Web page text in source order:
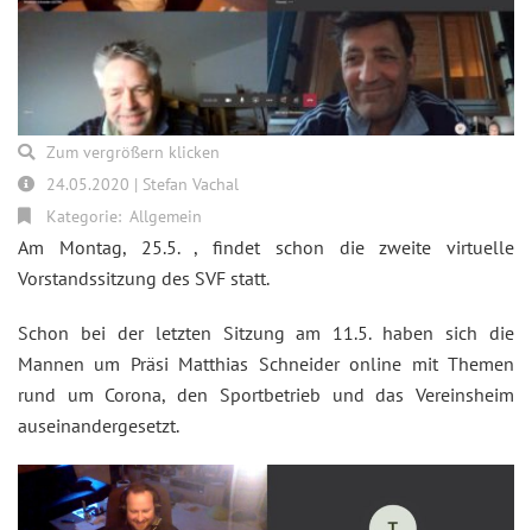
Am Montag, 25.5. , findet schon die zweite virtuelle
Vorstandssitzung des SVF statt.
Schon bei der letzten Sitzung am 11.5. haben sich die
Mannen um Präsi Matthias Schneider online mit Themen
rund um Corona, den Sportbetrieb und das Vereinsheim
auseinandergesetzt.
Zum vergrößern klicken
24.05.2020 | Stefan Vachal
Kategorie: Allgemein